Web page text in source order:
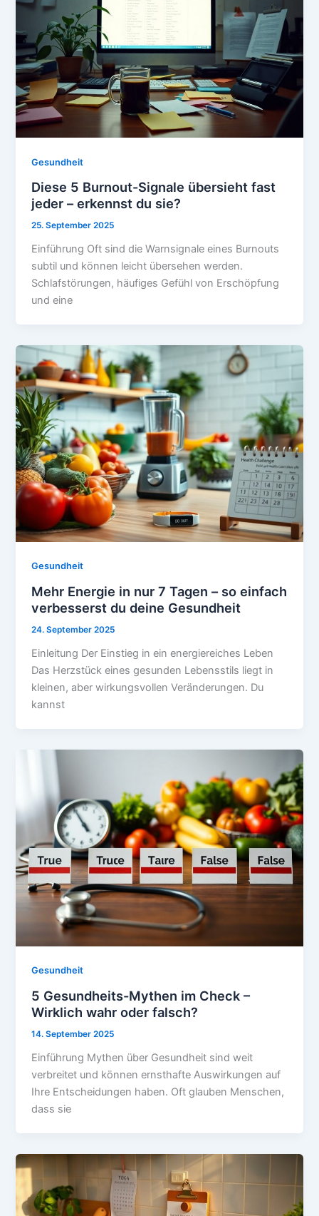
Gesundheit
Diese 5 Burnout-Signale übersieht fast
jeder – erkennst du sie?
25. September 2025
Einführung Oft sind die Warnsignale eines Burnouts
subtil und können leicht übersehen werden.
Schlafstörungen, häufiges Gefühl von Erschöpfung
und eine
Gesundheit
Mehr Energie in nur 7 Tagen – so einfach
verbesserst du deine Gesundheit
24. September 2025
Einleitung Der Einstieg in ein energiereiches Leben
Das Herzstück eines gesunden Lebensstils liegt in
kleinen, aber wirkungsvollen Veränderungen. Du
kannst
Gesundheit
5 Gesundheits-Mythen im Check –
Wirklich wahr oder falsch?
14. September 2025
Einführung Mythen über Gesundheit sind weit
verbreitet und können ernsthafte Auswirkungen auf
Ihre Entscheidungen haben. Oft glauben Menschen,
dass sie